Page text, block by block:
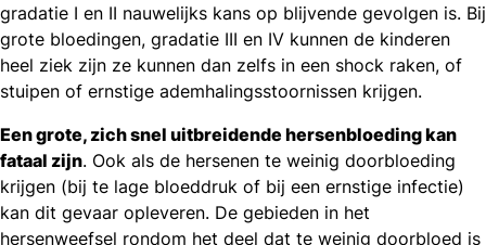
gradatie I en II nauwelijks kans op blijvende gevolgen is. Bij
grote bloedingen, gradatie III en IV kunnen de kinderen
heel ziek zijn ze kunnen dan zelfs in een shock raken, of
stuipen of ernstige ademhalingsstoornissen krijgen.
Een grote, zich snel uitbreiden­de hersenbloeding kan
fataal zijn. Ook als de hersenen te weinig doorbloeding
krijgen (bij te lage bloeddruk of bij een ernstige infectie)
kan dit gevaar opleveren. De gebieden in het
hersenweefsel rondom het deel dat te weinig doorbloed is